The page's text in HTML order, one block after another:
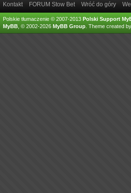
Kontakt FORUM Stow Bet Wróć do góry
Polskie tłumaczenie © 2007-2013 Polski Support
MyBB , © 2002-2026 MyBB Group Theme created by